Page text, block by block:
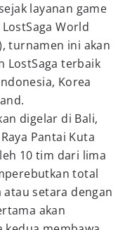
layanan game
World
turnamen ini akan
LostSaga terbaik
Korea
digelar di Bali,
Pantai Kuta
10 tim dari lima
total
atau setara dengan
akan